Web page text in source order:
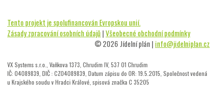
Tento projekt je spolufinancován Evropskou unií.
Zásady zpracování osobních údajů |Všeobecné obchodní podmínky
© 2026 Jídelní plán | info@jidelniplan.cz
VX Systems s.r.o., Vaňkova 1373, Chrudim IV, 537 01 Chrudim
IČ: 04089839, DIČ : CZ04089839, Datum zápisu do OR: 19.5.2015, Společnost vedená
u Krajského soudu v Hradci Králové, spisová značka C 35205